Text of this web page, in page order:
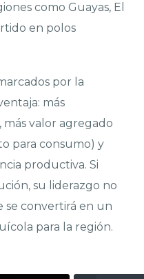
como Guayas, El
en polos
por la
más
valor agregado
para consumo) y
productiva. Si
su liderazgo no
se convertirá en un
para la región.